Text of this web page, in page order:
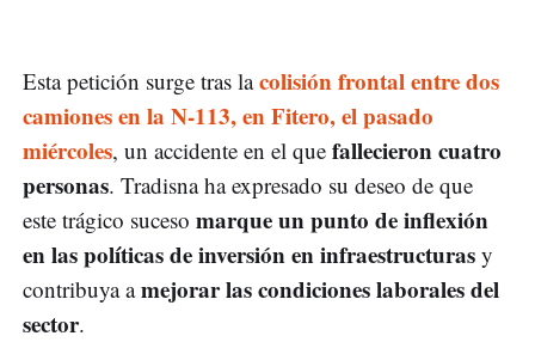
Esta petición surge tras lacolisión frontal entre dos
camiones en la N-113, en Fitero, el pasado
miércoles, un accidente en el que fallecieron cuatro
personas. Tradisna ha expresado su deseo de que
este trágico suceso marque un punto de inflexión
en las políticas de inversión en infraestructuras y
contribuya amejorar las condiciones laborales del
sector.